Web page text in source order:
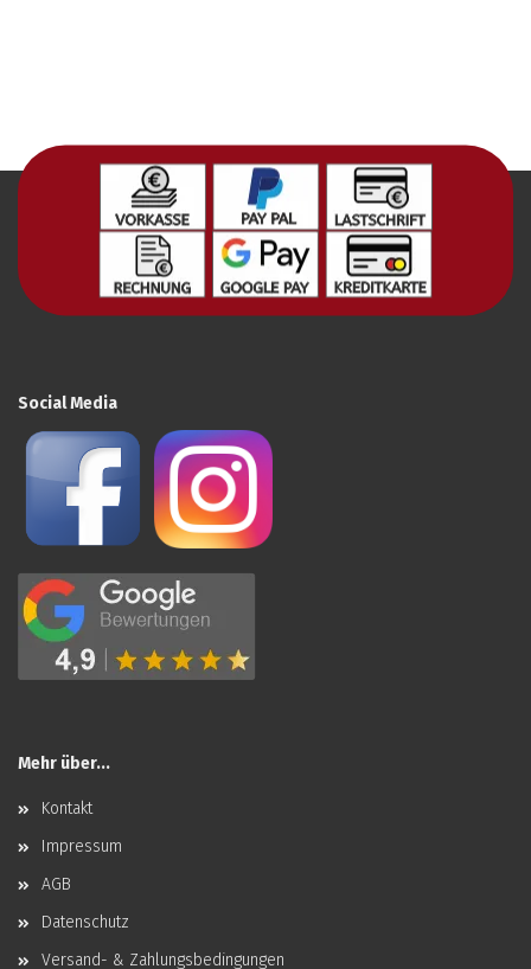
Social Media
Mehr über...
Kontakt
Impressum
AGB
Datenschutz
Versand- & Zahlungsbedingungen